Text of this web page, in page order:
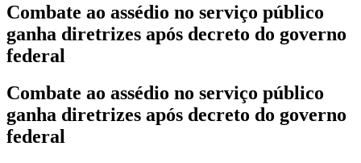
Combate ao assédio no serviço público
ganha diretrizes após decreto do governo
federal
Combate ao assédio no serviço público
ganha diretrizes após decreto do governo
federal